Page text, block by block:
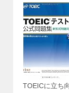
TOEICに立ち